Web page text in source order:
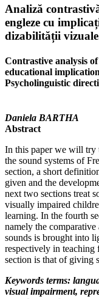
Analiză
engleze cu
dizabilității
Contrastive analysis
educational
Psycholinguistic
Daniela BARTHA
Abstract
In this paper we will try
the sound systems of
section, a short
given and the
next two sections treat
visually impaired
learning. In the fourth
namely the
sounds is brought into
respectively in teaching
section is that of giving
Keywords terms:
visual impairment,